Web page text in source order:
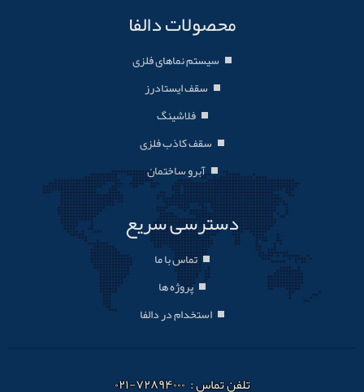
محصولات دالفا
سیستم نماهای فلزی
سقف ایستادرز
فلاشینگ
سقف کاذب فلزی
آبرو ساختمان
دسترسی سریع
تماس با ما
پروژه ها
استخدام در دالفا
تلفن تماس : ۷۲۸۹۴۰۰۰-۰۲۱